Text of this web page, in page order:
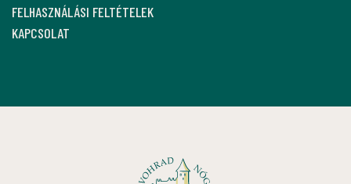
FELHASZNÁLÁSI FELTÉTELEK
KAPCSOLAT